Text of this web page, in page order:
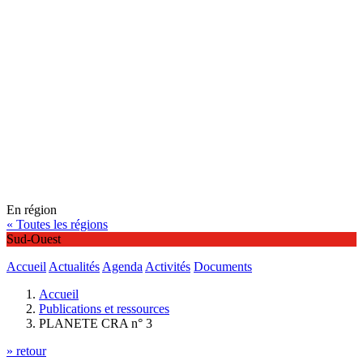
En région
« Toutes les régions
Sud-Ouest
Accueil Actualités Agenda Activités Documents
Accueil
Publications et ressources
PLANETE CRA n° 3
» retour